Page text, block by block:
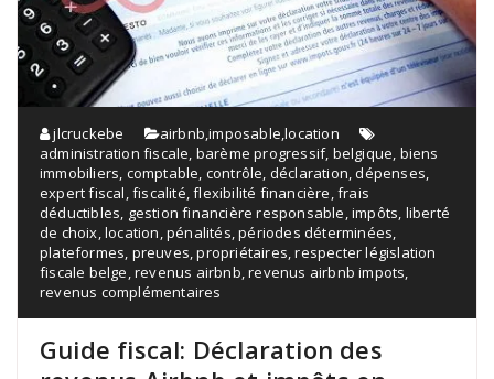
jlcruckebe airbnb ,imposable ,location
administration fiscale barème progressif, belgique biens
immobiliers comptable contrôle déclaration ,dépenses
expert fiscal ,fiscalité ,flexibilité financière ,frais
déductibles gestion financière responsable ,impôts liberté
de choix ,location ,pénalités ,périodes déterminées
plateformes preuves ,propriétaires ,respecter législation
fiscale belge ,revenus airbnb ,revenus airbnb impots
revenus complémentaires
Guide fiscal: Déclaration des